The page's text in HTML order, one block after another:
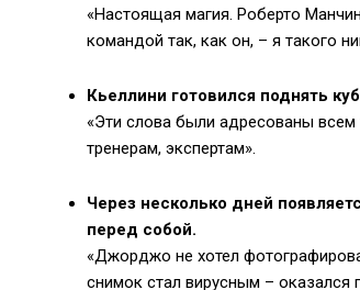
«Настоящая магия. Роберто
командой так, как он, – я такого
Кьеллини готовился поднять
«Эти слова были адресованы
тренерам, экспертам».
Через несколько дней
перед собой.
«Джорджо не хотел
снимок стал вирусным – оказался